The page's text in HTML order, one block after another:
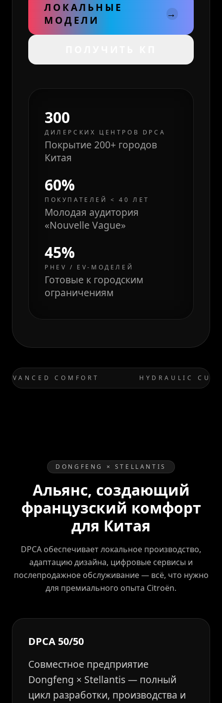
ЛОКАЛЬНЫЕ
МОДЕЛИ
→
300
ДИЛЕРСКИХ ЦЕНТРОВ DPCA
Покрытие 200+ городов
Китая
60%
ПОКУПАТЕЛЕЙ < 40 ЛЕТ
Молодая аудитория
«Nouvelle Vague»
45%
PHEV / EV-МОДЕЛЕЙ
Готовые к городским
ограничениям
COMFORT HYDRAULIC
DONGFENG × STELLANTIS
Альянс, создающий
французский комфорт
для Китая
DPCA обеспечивает локальное производство,
адаптацию дизайна, цифровые сервисы и
послепродажное обслуживание — всё, что нужно
для премиального опыта Citroën.
DPCA 50/50
Совместное предприятие
Dongfeng × Stellantis — полный
цикл разработки, производства и